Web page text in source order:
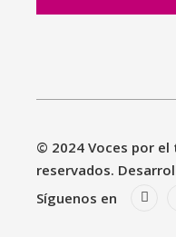
© 2024 Voces por
reservados.
Síguenos en